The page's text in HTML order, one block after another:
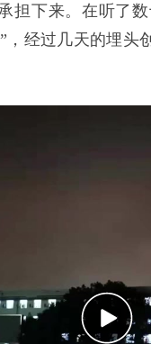
下来。在听了
经过几天的埋